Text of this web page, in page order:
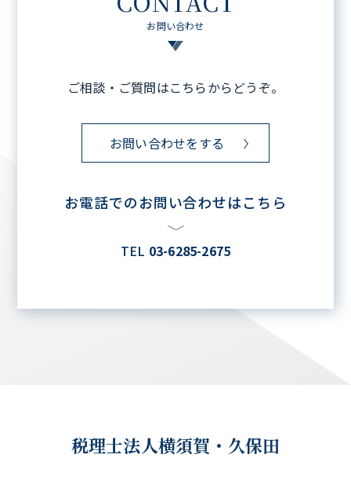
お問い合わせ
ご相談・ご質問はこちらからどうぞ。
お問い合わせをする
お電話でのお問い合わせはこちら
TEL 03-6285-2675
税理士法人横須賀・久保田